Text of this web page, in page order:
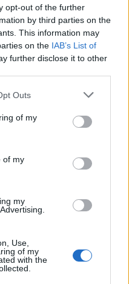
opt-out of the further
by third parties on the
This information may
on the IAB’s List of
further disclose it to other
Outs
of my
of my
my
Use,
of my
with the
το
και φέτος